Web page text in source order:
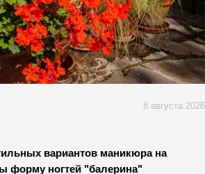
8 августа 2026
вариантов маникюра на
ногтей "балерина"